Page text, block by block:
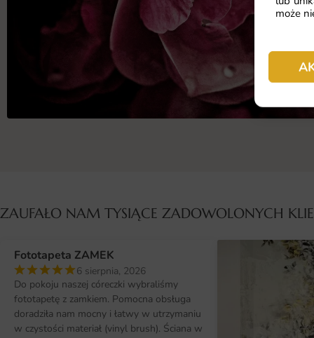
może
ZAUFAŁO NAM TYSIĄCE ZADOWOLONYCH
Fototapeta ZAMEK
6 sierpnia, 2026
Do pokoju naszej córeczki wybraliśmy
fototapetę z zamkiem. Pomocna obsługa
doradziła nam mocny i łatwy w utrzymaniu
w czystości materiał (vinyl brush). Ściana w